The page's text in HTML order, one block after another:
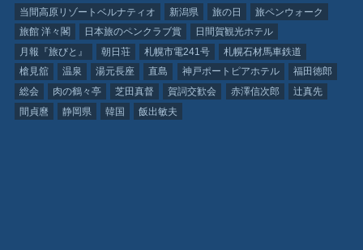
当間高原リゾートベルナティオ
新潟県 旅の日
旅ペンウォーク
旅館 洋々閣
日本旅のペンクラブ賞
日間賀観光ホテル
月報『旅びと』
朝日荘 札幌市電241号
札幌石材馬車鉄道
槍見舘
温泉 湯元長座 直島 神戸ポートピアホテル
福田徳郎
総会
肉の鶴々亭 芝田真督 賀詞交歓会 赤澤信次郎
辻真先
間貞麿
静岡県 韓国 飯出敏夫